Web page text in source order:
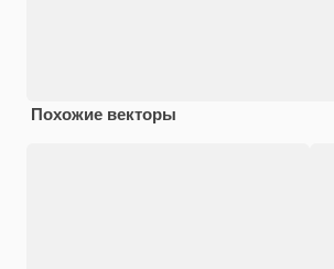
Похожие векторы